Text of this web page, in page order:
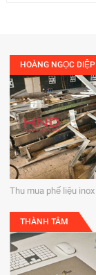
HOÀNG NGỌC DIỆP
Thu mua phế liệu
THÀNH TÂM